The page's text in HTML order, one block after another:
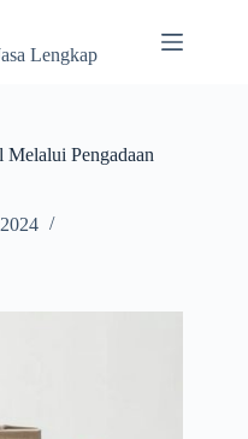
Lengkap
Melalui Pengadaan